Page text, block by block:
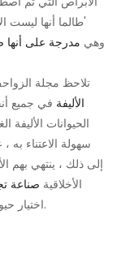
'طالما أنها ليست
وهي مدرجة على أنها
تلاحظ مجلة
الأليفة في جميع
الحيوانات
سهولة الاعتناء
إلى ذلك ، ينتهي بهم
الأخلاقية صناعة
اختيار حيوان أليف مختلف - حتى إذا كنت لا تعيش في هاواي.